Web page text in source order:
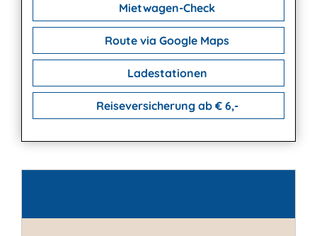
Mietwagen-Check
Route via Google Maps
Ladestationen
Reiseversicherung ab € 6,-